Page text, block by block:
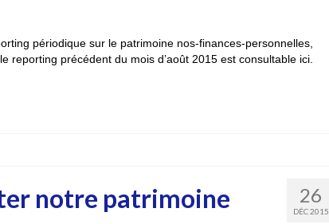
périodique sur le patrimoine nos-finances-personnelles,
reporting précédent du mois d’août 2015 est consultable ici.
26
DÉC 2015
notre patrimoine